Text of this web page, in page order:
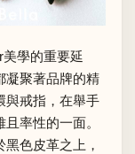
學的重要延
凝聚著品牌的精
與戒指，在舉手
率性的一面。
色皮革之上，